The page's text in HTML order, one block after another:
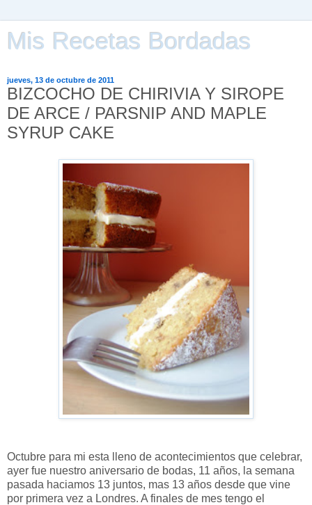
Mis Recetas Bordadas
jueves, 13 de octubre de 2011
BIZCOCHO DE CHIRIVIA Y SIROPE
DE ARCE / PARSNIP AND MAPLE
SYRUP CAKE
Octubre para mi esta lleno de acontecimientos que celebrar,
ayer fue nuestro aniversario de bodas, 11 años, la semana
pasada haciamos 13 juntos, mas 13 años desde que vine
por primera vez a Londres. A finales de mes tengo el